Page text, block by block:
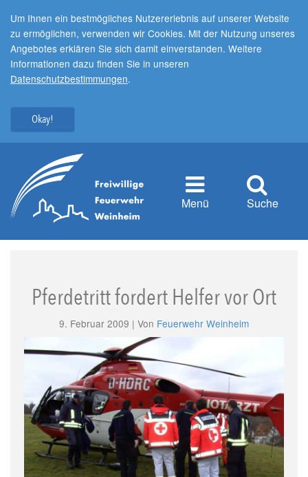
Um Ihnen ein bestmögliches Nutzererlebnis auf unserer Website
zu ermöglichen, verwenden wir Cookies. Mit der Nutzung unseres
Angebotes erklären Sie sich damit einverstanden. Weitere
Informationen dazu finden Sie in unseren
Datenschutzbestimmungen.
Okay!
Menü Suche
Pferdetritt fordert Helfer vor Ort
9. Februar 2009 | Von Feuerwehr Weinheim